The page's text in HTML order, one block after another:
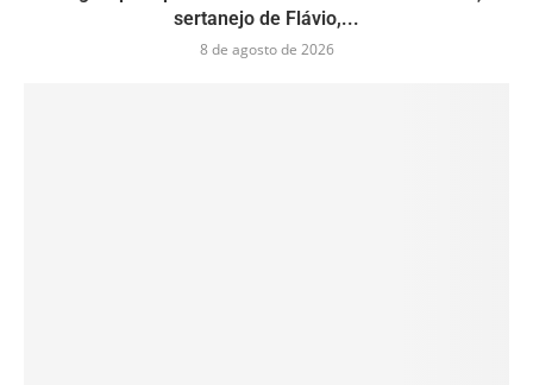
sertanejo de Flávio,...
8 de agosto de 2026